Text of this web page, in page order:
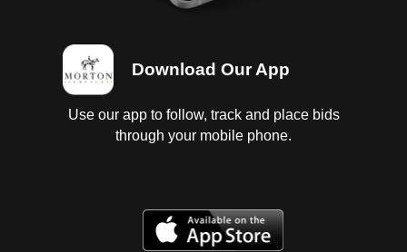
Download Our App
Use our app to follow, track and place bids
through your mobile phone.